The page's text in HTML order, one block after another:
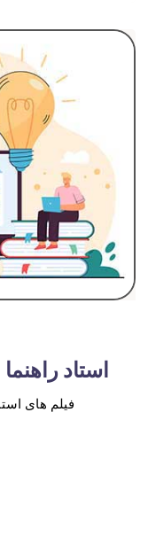
استاد راهنما